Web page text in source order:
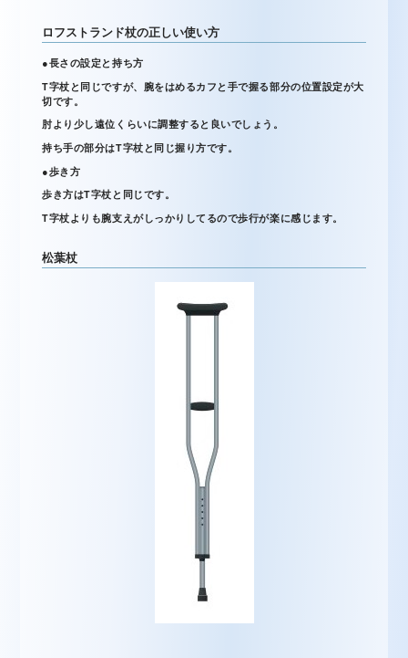
ロフストランド杖の正しい使い方
●長さの設定と持ち方
T字杖と同じですが、腕をはめるカフと手で握る部分の位置設定が大
切です。
肘より少し遠位くらいに調整すると良いでしょう。
持ち手の部分はT字杖と同じ握り方です。
●歩き方
歩き方はT字杖と同じです。
T字杖よりも腕支えがしっかりしてるので歩行が楽に感じます。
松葉杖